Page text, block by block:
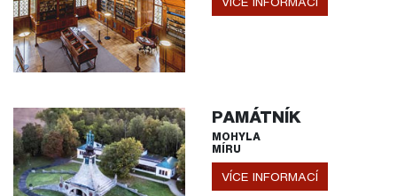
PAMÁTNÍK
MOHYLA
MÍRU
VÍCE INFORMACÍ